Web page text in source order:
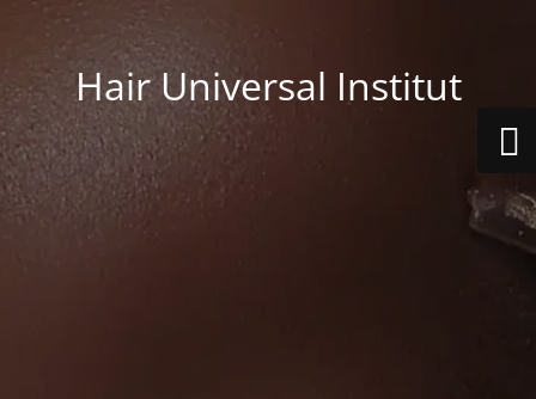
Hair Universal Institut